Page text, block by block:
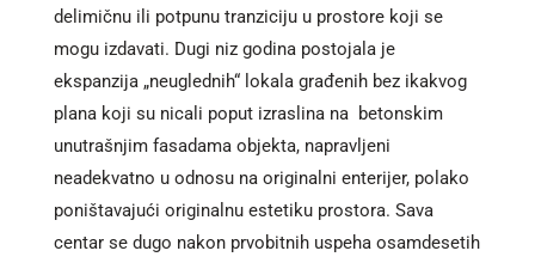
delimičnu ili potpunu tranziciju u prostore koji se
mogu izdavati. Dugi niz godina postojala je
ekspanzija „neuglednih“ lokala građenih bez ikakvog
plana koji su nicali poput izraslina na betonskim
unutrašnjim fasadama objekta, napravljeni
neadekvatno u odnosu na originalni enterijer, polako
poništavajući originalnu estetiku prostora. Sava
centar se dugo nakon prvobitnih uspeha osamdesetih